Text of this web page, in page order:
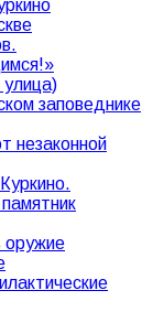
заповеднике
незаконной
оружие